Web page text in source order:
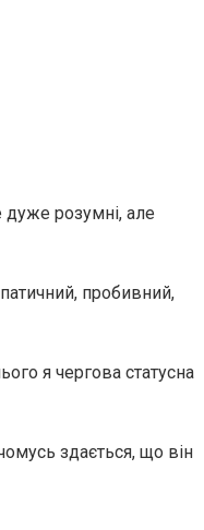
дуже розумні, але
пробивний,
я чергова статусна
здається, що він